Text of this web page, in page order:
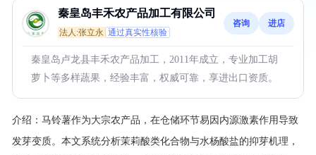
秦皇岛丰禾农产品加工有限公司
法人:张立永 通过真实性核验
咨询 进店
秦皇岛卢龙县丰禾农产品加工，2011年成立，专业加工胡
萝卜等多样蔬果，经验丰富，权威可靠，享进出口资质。
介绍： 马铃薯作为大宗农产品，在仓储环节易因内源激素作用导致
发芽变质。本文系统分析茉莉酸类化合物与水杨酸盐的抑芽机理，